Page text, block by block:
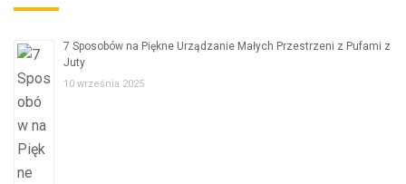
7 Sposobów na Piękne Urządzanie Małych Przestrzeni z Pufami z
Juty
10 września 2025